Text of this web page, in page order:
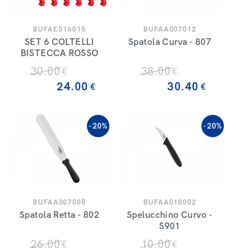
BUFAE016015
SET 6 COLTELLI
BISTECCA ROSSO
30.00€
24.00 €
BUFAA007012
Spatola Curva - 807
38.00€
30.40 €
BUFAA007008
Spatola Retta - 802
26.00€
-20%
BUFAA010002
Spelucchino Curvo -
S901
10.00€
-20%